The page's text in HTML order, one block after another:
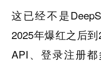
这已经不是
2025年爆红之后到
API、登录注册